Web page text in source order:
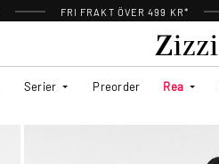
FRI FRAKT ÖVER 499 KR*
Serier Preorder Rea